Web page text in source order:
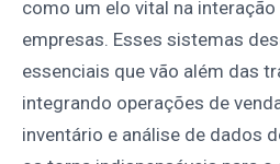
como um elo vital na
empresas. Esses sistemas
essenciais que vão além das
integrando operações de
inventário e análise de dados